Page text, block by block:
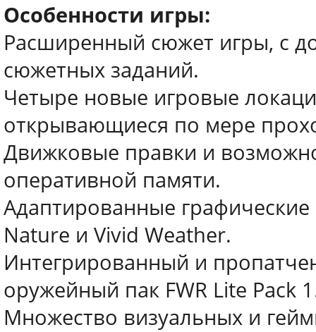
Особенности игры:
Расширенный сюжет игры, с
сюжетных заданий.
Четыре новые игровые
открывающиеся по мере
Движковые правки и
оперативной памяти.
Адаптированные
Nature и Vivid Weather.
Интегрированный и
оружейный пак FWR Lite Pack
Множество визуальных и